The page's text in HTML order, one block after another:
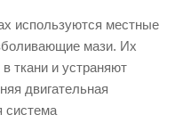
используются местные
мази. Их
ткани и устраняют
двигательная
система